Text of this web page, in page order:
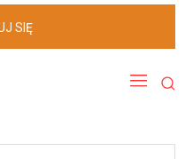
SIĘ